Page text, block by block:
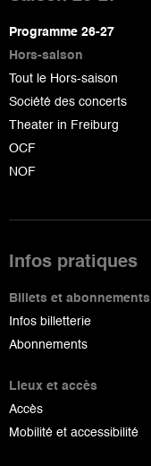
page
Programme 26-27
Hors-saison
Tout le Hors-saison
Société des concerts
Theater in Freiburg
OCF
NOF
Infos pratiques
Billets et abonnements
Infos billetterie
Abonnements
Lieux et accès
Accès
Mobilité et accessibilité